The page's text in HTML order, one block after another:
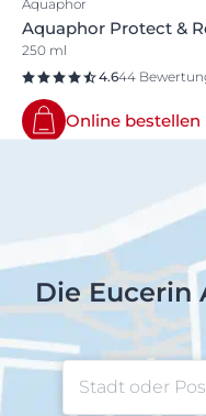
Aquaphor
Aquaphor Protect &
250 ml
4.644
Online bestellen
Die Eucerin